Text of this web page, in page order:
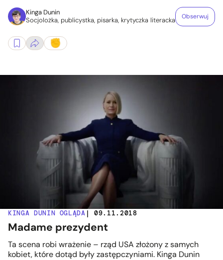
Kinga Dunin
Socjolożka, publicystka, pisarka, krytyczka literacka
Obserwuj
KINGA DUNIN OGLĄDA | 09.11.2018
Madame prezydent
Ta scena robi wrażenie – rząd USA złożony z samych
kobiet, które dotąd były zastępczyniami. Kinga Dunin